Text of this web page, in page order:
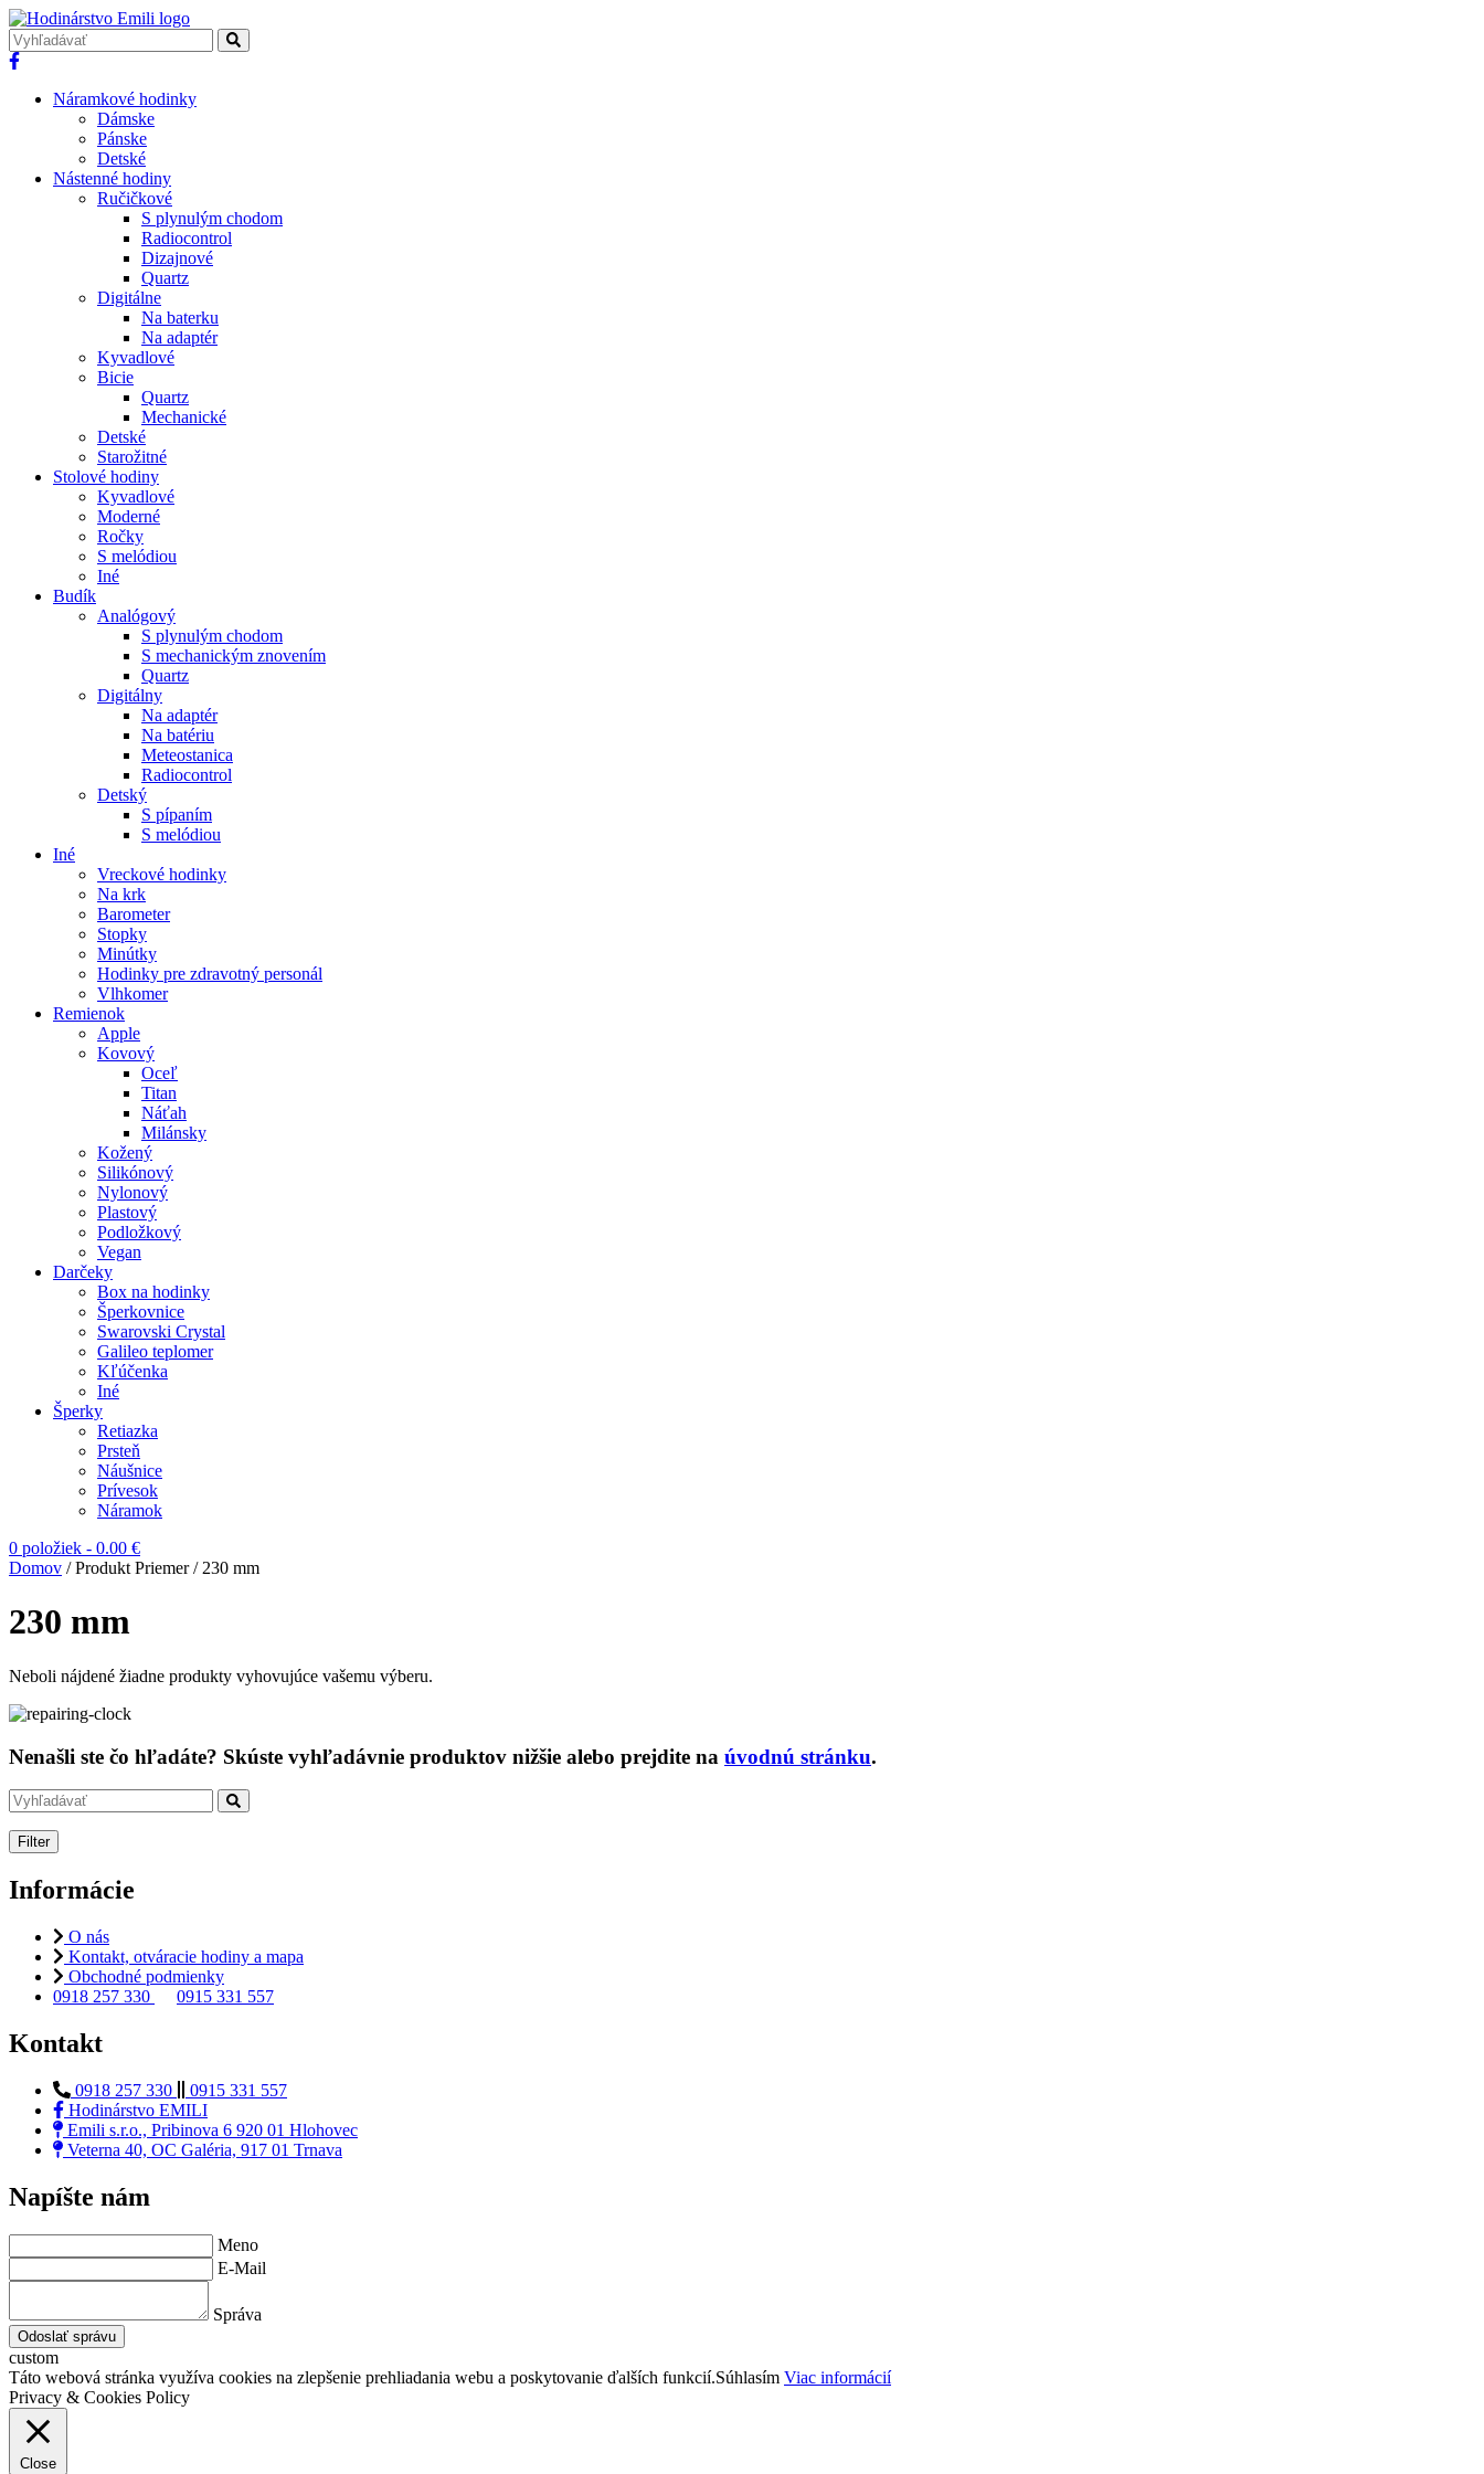
Náramkové hodinky
Dámske
Pánske
Detské
Nástenné hodiny
Ručičkové
S plynulým chodom
Radiocontrol
Dizajnové
Quartz
Digitálne
Na baterku
Na adaptér
Kyvadlové
Bicie
Quartz
Mechanické
Detské
Starožitné
Stolové hodiny
Kyvadlové
Moderné
Ročky
S melódiou
Iné
Budík
Analógový
S plynulým chodom
S mechanickým znovením
Quartz
Digitálny
Na adaptér
Na batériu
Meteostanica
Radiocontrol
Detský
S pípaním
S melódiou
Iné
Vreckové hodinky
Na krk
Barometer
Stopky
Minútky
Hodinky pre zdravotný personál
Vlhkomer
Remienok
Apple
Kovový
Oceľ
Titan
Náťah
Milánsky
Kožený
Silikónový
Nylonový
Plastový
Podložkový
Vegan
Darčeky
Box na hodinky
Šperkovnice
Swarovski Crystal
Galileo teplomer
Kľúčenka
Iné
Šperky
Retiazka
Prsteň
Náušnice
Prívesok
Náramok
0 položiek - 0.00 €
Domov / Produkt Priemer / 230 mm
230 mm
Neboli nájdené žiadne produkty vyhovujúce vašemu výberu.
Nenašli ste čo hľadáte? Skúste vyhľadávnie produktov nižšie alebo prejdite na úvodnú stránku.
Filter
Informácie
O nás
Kontakt, otváracie hodiny a mapa
Obchodné podmienky
0918 257 330
0915 331 557
Kontakt
0918 257 330
0915 331 557
Hodinárstvo EMILI
Emili s.r.o., Pribinova 6 920 01 Hlohovec
Veterna 40, OC Galéria, 917 01 Trnava
Napíšte nám
Meno
E-Mail
Správa
Odoslať správu
custom
Táto webová stránka využíva cookies na zlepšenie prehliadania webu a poskytovanie ďalších funkcií.Súhlasím Viac informácií
Privacy & Cookies Policy
Close